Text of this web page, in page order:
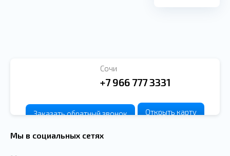
Сочи
+7 966 777 3331
Заказать обратный звонок Открыть карту
Мы в социальных сетях